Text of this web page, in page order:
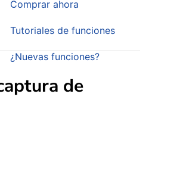
Comprar ahora
Tutoriales de funciones
¿Nuevas funciones?
de